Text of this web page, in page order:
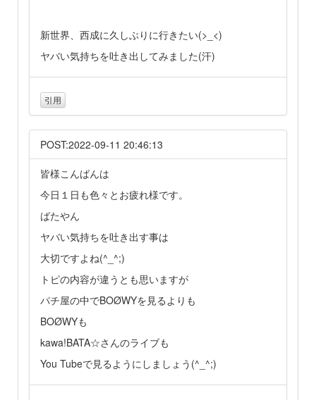
新世界、西成に久しぶりに行きたい(>_<)
ヤバい気持ちを吐き出してみました(汗)
引用
POST:2022-09-11 20:46:13
皆様こんばんは
今日１日も色々とお疲れ様です。
ばたやん
ヤバい気持ちを吐き出す事は
大切ですよね(^_^;)
トピの内容が違うとも思いますが
パチ屋の中でBOØWYを見るよりも
BOØWYも
kawa!BATA☆さんのライブも
You Tubeで見るようにしましょう(^_^;)